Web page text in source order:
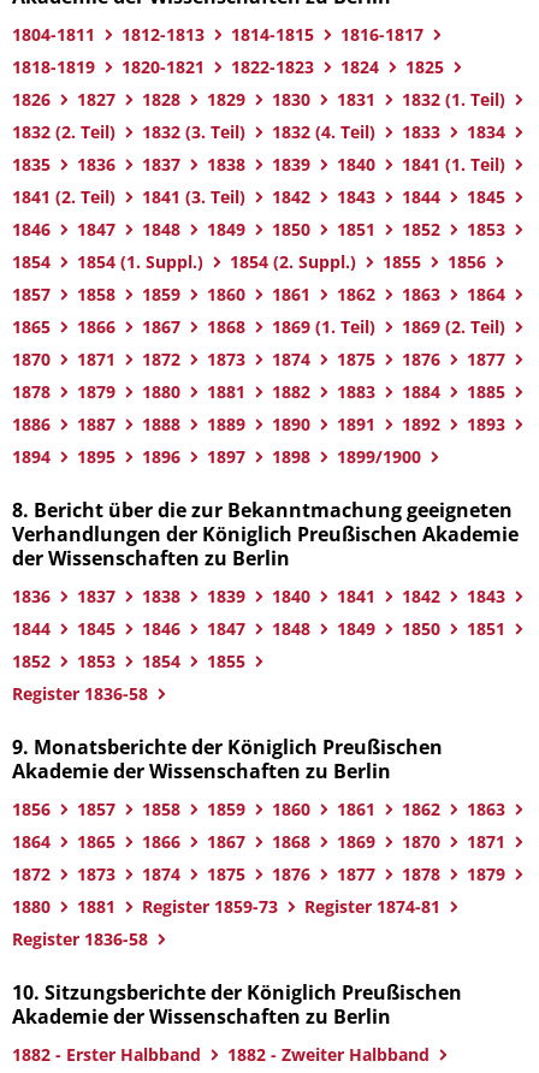
1804-1811 1812-1813 1814-1815
1816-1817
1818-1819
1820-1821 1822-1823 1824
1825
1826
1827 1828 1829 1830 1831
1832 (1. Teil)
1832 (2. Teil)
1832 (3. Teil) 1832 (4. Teil) 1833
1834
1835
1836 1837 1838 1839 1840
1841 (1. Teil)
1841 (2. Teil)
1841 (3. Teil) 1842 1843 1844
1845
1846
1847 1848 1849 1850 1851 1852
1853
1854
1854 (1. Suppl.) 1854 (2. Suppl.) 1855
1856
1857
1858 1859 1860 1861 1862 1863
1864
1865
1866 1867 1868 1869 (1. Teil)
1869 (2. Teil)
1870
1871 1872 1873 1874 1875 1876
1877
1878
1879 1880 1881 1882 1883 1884
1885
1886
1887 1888 1889 1890 1891 1892
1893
1894
1895 1896 1897 1898 1899/1900
8. Bericht über die zur Bekanntmachung geeigneten
Verhandlungen der Königlich Preußischen Akademie
der Wissenschaften zu Berlin
1836 1837 1838 1839 1840 1841 1842
1843
1844
1845 1846 1847 1848 1849 1850
1851
1852
1853 1854
1855
Register 1836-58
9. Monatsberichte der Königlich Preußischen
Akademie der Wissenschaften zu Berlin
1856 1857 1858 1859 1860 1861 1862
1863
1864
1865 1866 1867 1868 1869 1870
1871
1872
1873 1874 1875 1876 1877 1878
1879
1880
1881 Register 1859-73
Register 1874-81
Register 1836-58
10. Sitzungsberichte der Königlich Preußischen
Akademie der Wissenschaften zu Berlin
1882 - Erster Halbband
1882 - Zweiter Halbband